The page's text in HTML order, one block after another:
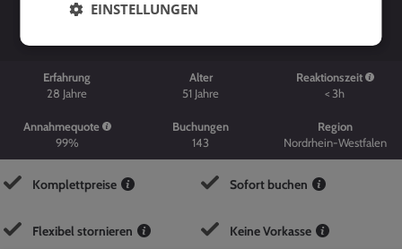
Erfahrung
28 Jahre
Alter
51 Jahre
Reaktionszeit
< 3h
Annahmequote
99%
Buchungen
143
Region
Nordrhein-Westfalen
Komplettpreise Sofort buchen
Flexibel stornieren Keine Vorkasse
EINSTELLUNGEN